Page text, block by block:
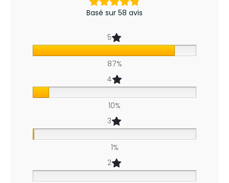
Basé sur 58 avis
5
87%
4
10%
3
1%
2